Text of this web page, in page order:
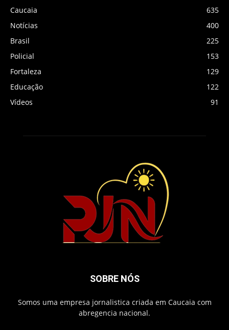
Caucaia
635
Notícias
400
Brasil
225
Policial
153
Fortaleza
129
Educação
122
Vídeos
91
SOBRE NÓS
Somos uma empresa jornalistica criada em Caucaia com
abregencia nacional.